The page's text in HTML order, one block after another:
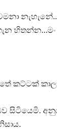
කට්ටක්
සිටියෙමි.